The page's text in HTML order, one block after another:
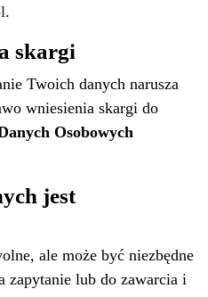
.
skargi
Twoich danych narusza
wniesienia skargi do
Osobowych
jest
ale może być niezbędne
zapytanie lub do zawarcia i